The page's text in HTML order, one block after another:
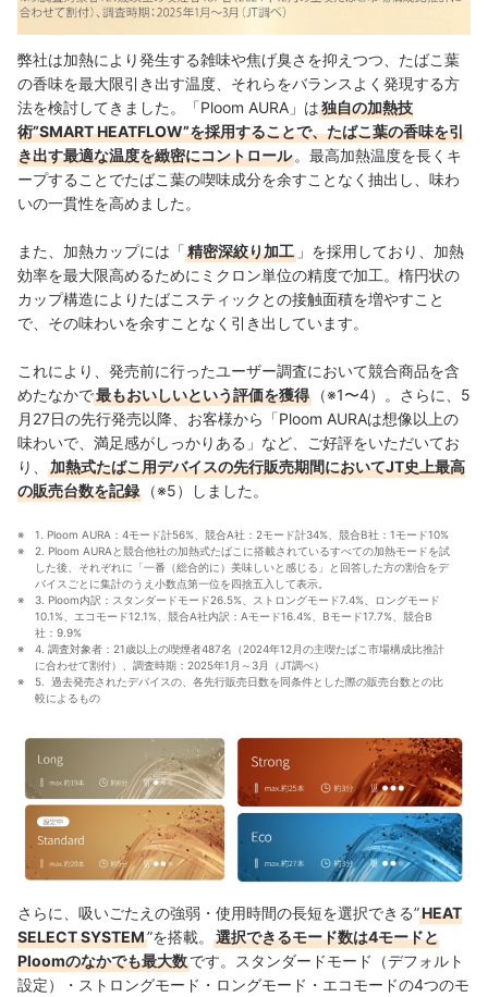
弊社は加熱により発生する雑味や焦げ臭さを抑えつつ、たばこ葉
の香味を最大限引き出す温度、それらをバランスよく発現する方
法を検討してきました。「Ploom AURA」は独自の加熱技
術”SMART HEATFLOW”を採用することで、たばこ葉の香味を引
き出す最適な温度を緻密にコントロール 。最高加熱温度を長くキ
ープすることでたばこ葉の喫味成分を余すことなく抽出し、味わ
いの一貫性を高めました。
また、加熱カップには「精密深絞り加工 」を採用しており、加熱
効率を最大限高めるためにミクロン単位の精度で加工。楕円状の
カップ構造によりたばこスティックとの接触面積を増やすこと
で、その味わいを余すことなく引き出しています。
これにより、発売前に行ったユーザー調査において競合商品を含
めたなかで最もおいしいという評価を獲得
（※1〜4）。さらに、5
月27日の先行発売以降、お客様から「Ploom AURAは想像以上の
味わいで、満足感がしっかりある」など、ご好評をいただいてお
り、
加熱式たばこ用デバイスの先行販売期間においてJT史上最高
の販売台数を記録
（※5）しました。
1. Ploom AURA：4モード計56%、競合A社：2モード計34%、競合B社：1モード10%
2. Ploom AURAと競合他社の加熱式たばこに搭載されているすべての加熱モードを試
した後、それぞれに「一番（総合的に）美味しいと感じる」と回答した方の割合をデ
バイスごとに集計のうえ小数点第一位を四捨五入して表示。
3. Ploom内訳：スタンダードモード26.5%、ストロングモード7.4%、ロングモード
10.1%、エコモード12.1%、競合A社内訳：Aモード16.4%、Bモード17.7%、競合B
社：9.9%
4. 調査対象者：21歳以上の喫煙者487名（2024年12月の主喫たばこ市場構成比推計
に合わせて割付）、調査時期：2025年1月～3月（JT調べ）
5.  過去発売されたデバイスの、各先行販売日数を同条件とした際の販売台数との比
較によるもの
さらに、吸いごたえの強弱・使用時間の長短を選択できる”HEAT
SELECT SYSTEM”を搭載。
選択できるモード数は4モードと
Ploomのなかでも最大数です。スタンダードモード（デフォルト
設定）・ストロングモード・ロングモード・エコモードの4つのモ